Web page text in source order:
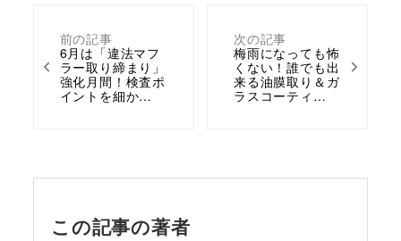
前の記事
6月は「違法マフ
ラー取り締まり」
強化月間！検査ポ
イントを細か…
次の記事
梅雨になっても怖
くない！誰でも出
来る油膜取り＆ガ
ラスコーティ…
この記事の著者